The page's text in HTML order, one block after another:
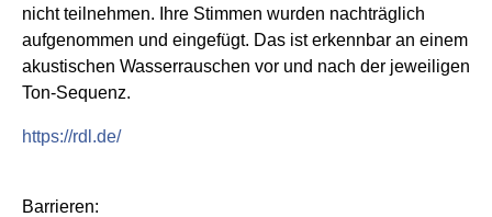
nicht teilnehmen. Ihre Stimmen wurden nachträglich
aufgenommen und eingefügt. Das ist erkennbar an einem
akustischen Wasserrauschen vor und nach der jeweiligen
Ton-Sequenz.
https://rdl.de/
Barrieren: